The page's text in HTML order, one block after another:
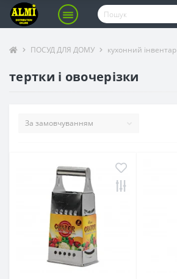
ПОСУД ДЛЯ ДОМУ кухонний інвентар
тертки і овочерізки